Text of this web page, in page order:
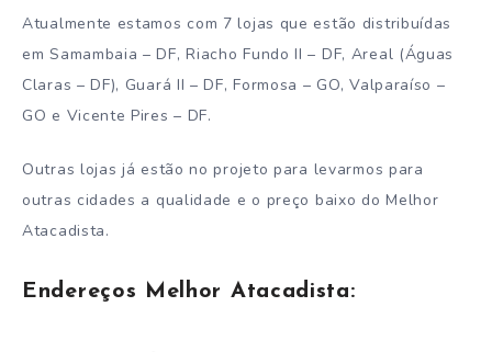
Atualmente estamos com 7 lojas que estão distribuídas
em Samambaia – DF, Riacho Fundo II – DF, Areal (Águas
Claras – DF), Guará II – DF, Formosa – GO, Valparaíso –
GO e Vicente Pires – DF.
Outras lojas já estão no projeto para levarmos para
outras cidades a qualidade e o preço baixo do Melhor
Atacadista.
Endereços Melhor Atacadista: